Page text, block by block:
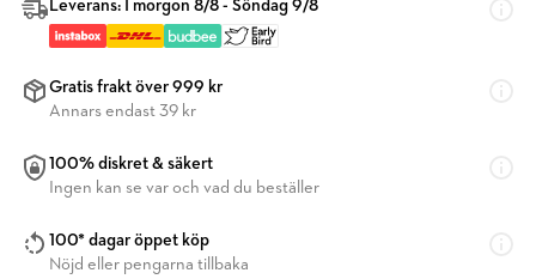
Leverans: I morgon 8/8 - Söndag 9/8
Gratis frakt över 999 kr
Annars endast 39 kr
100% diskret & säkert
Ingen kan se var och vad du beställer
100* dagar öppet köp
Nöjd eller pengarna tillbaka